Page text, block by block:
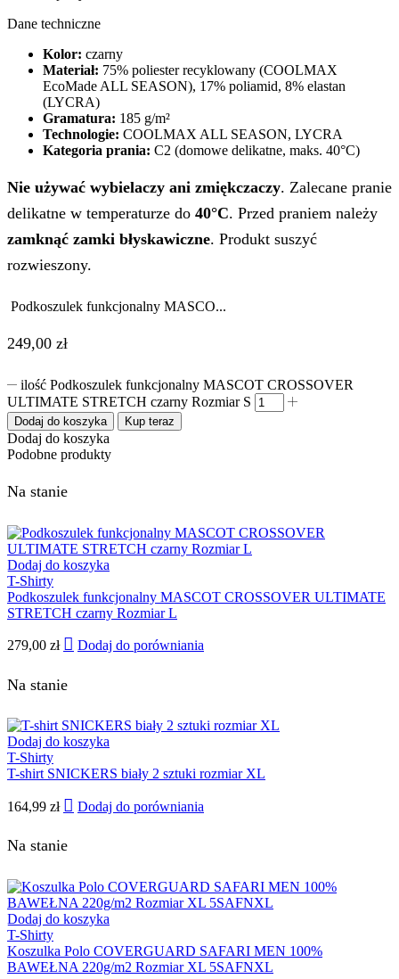
Dane techniczne
Kolor: czarny
Materiał: 75% poliester recyklowany (COOLMAX
EcoMade ALL SEASON), 17% poliamid, 8% elastan
(LYCRA)
Gramatura: 185 g/m²
Technologie: COOLMAX ALL SEASON, LYCRA
Kategoria prania: C2 (domowe delikatne, maks. 40°C)
Nie używać wybielaczy ani zmiękczaczy. Zalecane pranie
delikatne w temperaturze do 40°C. Przed praniem należy
zamknąć zamki błyskawiczne. Produkt suszyć
rozwieszony.
Podkoszulek funkcjonalny MASCO...
249,00 zł
ilość Podkoszulek funkcjonalny MASCOT CROSSOVER
ULTIMATE STRETCH czarny Rozmiar S
Dodaj do koszyka Kup teraz
Dodaj do koszyka
Podobne produkty
Na stanie
Dodaj do koszyka
T-Shirty
Podkoszulek funkcjonalny MASCOT CROSSOVER ULTIMATE
STRETCH czarny Rozmiar L
279,00 zł Dodaj do porówniania
Na stanie
Dodaj do koszyka
T-Shirty
T-shirt SNICKERS biały 2 sztuki rozmiar XL
164,99 zł Dodaj do porówniania
Na stanie
Dodaj do koszyka
T-Shirty
Koszulka Polo COVERGUARD SAFARI MEN 100%
BAWEŁNA 220g/m2 Rozmiar XL 5SAFNXL